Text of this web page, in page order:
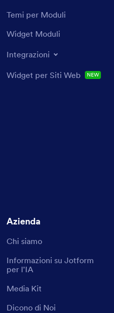
Temi per Moduli
Widget Moduli
Integrazioni
Widget per Siti Web NEW
Azienda
Chi siamo
Informazioni su Jotform
per l'IA
Media Kit
Dicono di Noi